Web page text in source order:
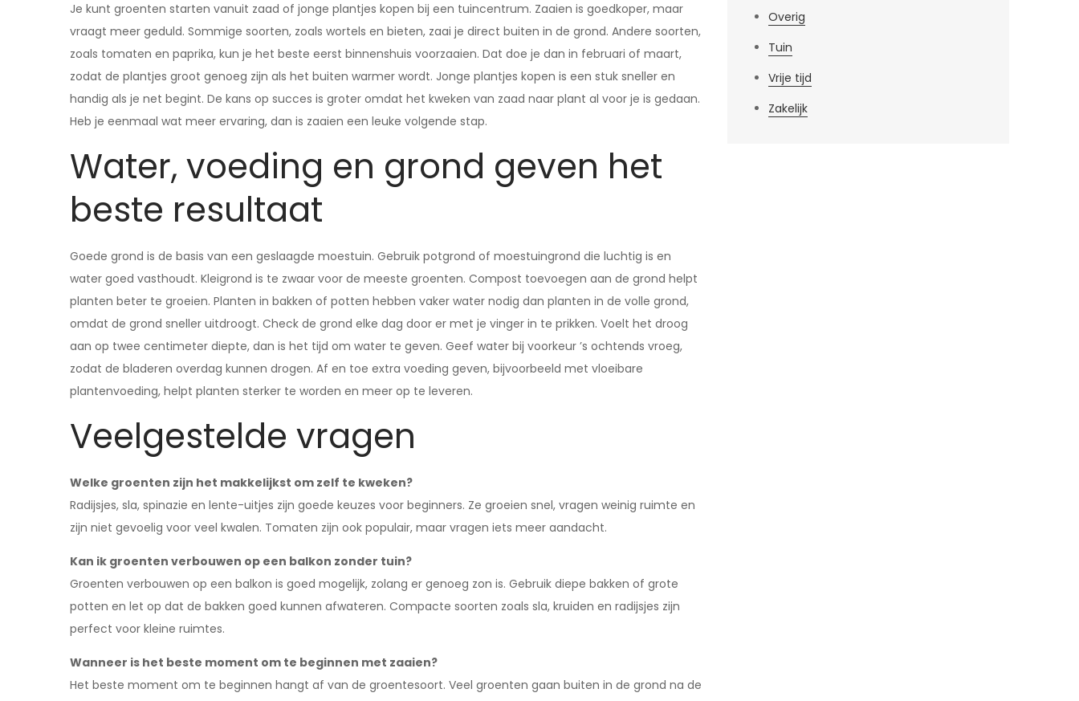
Je kunt groenten starten vanuit zaad of jonge plantjes kopen bij een tuincentrum. Zaaien is goedkoper, maar
vraagt meer geduld. Sommige soorten, zoals wortels en bieten, zaai je direct buiten in de grond. Andere soorten,
zoals tomaten en paprika, kun je het beste eerst binnenshuis voorzaaien. Dat doe je dan in februari of maart,
zodat de plantjes groot genoeg zijn als het buiten warmer wordt. Jonge plantjes kopen is een stuk sneller en
handig als je net begint. De kans op succes is groter omdat het kweken van zaad naar plant al voor je is gedaan.
Heb je eenmaal wat meer ervaring, dan is zaaien een leuke volgende stap.
Water, voeding en grond geven het
beste resultaat
Goede grond is de basis van een geslaagde moestuin. Gebruik potgrond of moestuingrond die luchtig is en
water goed vasthoudt. Kleigrond is te zwaar voor de meeste groenten. Compost toevoegen aan de grond helpt
planten beter te groeien. Planten in bakken of potten hebben vaker water nodig dan planten in de volle grond,
omdat de grond sneller uitdroogt. Check de grond elke dag door er met je vinger in te prikken. Voelt het droog
aan op twee centimeter diepte, dan is het tijd om water te geven. Geef water bij voorkeur ’s ochtends vroeg,
zodat de bladeren overdag kunnen drogen. Af en toe extra voeding geven, bijvoorbeeld met vloeibare
plantenvoeding, helpt planten sterker te worden en meer op te leveren.
Veelgestelde vragen
Welke groenten zijn het makkelijkst om zelf te kweken?
Radijsjes, sla, spinazie en lente-uitjes zijn goede keuzes voor beginners. Ze groeien snel, vragen weinig ruimte en
zijn niet gevoelig voor veel kwalen. Tomaten zijn ook populair, maar vragen iets meer aandacht.
Kan ik groenten verbouwen op een balkon zonder tuin?
Groenten verbouwen op een balkon is goed mogelijk, zolang er genoeg zon is. Gebruik diepe bakken of grote
potten en let op dat de bakken goed kunnen afwateren. Compacte soorten zoals sla, kruiden en radijsjes zijn
perfect voor kleine ruimtes.
Wanneer is het beste moment om te beginnen met zaaien?
Het beste moment om te beginnen hangt af van de groentesoort. Veel groenten gaan buiten in de grond na de
Overig
Tuin
Vrije tijd
Zakelijk